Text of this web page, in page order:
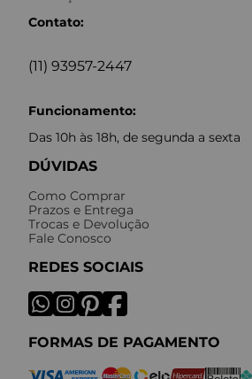
Contato:
(11) 93957-2447
Funcionamento:
Das 10h às 18h, de segunda a sexta
DÚVIDAS
Como Comprar
Prazos e Entrega
Trocas e Devolução
Fale Conosco
REDES SOCIAIS
FORMAS DE PAGAMENTO